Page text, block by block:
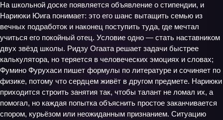
На школьной доске появляется объявление о стипендии, и
Нариюки Юига понимает: это его шанс вытащить семью из
вечных подработок и наконец поступить туда, где мечтал
учиться его покойный отец. Условие одно — стать наставником
двух звёзд школы. Ридзу Огаата решает задачи быстрее
калькулятора, но теряется в человеческих эмоциях и словах;
Фумино Фурухаси пишет формулы по литературе и сочиняет по
физике, потому что сердцем живёт в другом предмете. Нариюки
приходится строить занятия так, чтобы талант не ломал их, а
помогал, но каждая попытка объяснить простое заканчивается
спором, курьёзом или неожиданным признанием. Ситуацию